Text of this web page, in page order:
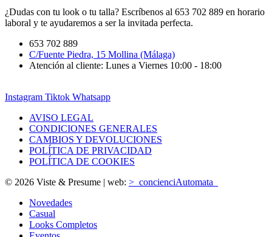
¿Dudas con tu look o tu talla? Escríbenos al 653 702 889 en horario
laboral y te ayudaremos a ser la invitada perfecta.
653 702 889
C/Fuente Piedra, 15 Mollina (Málaga)
Atención al cliente: Lunes a Viernes 10:00 - 18:00
Instagram Tiktok Whatsapp
AVISO LEGAL
CONDICIONES GENERALES
CAMBIOS Y DEVOLUCIONES
POLÍTICA DE PRIVACIDAD
POLÍTICA DE COOKIES
© 2026 Viste & Presume | web: >_concienciAutomata_
Novedades
Casual
Looks Completos